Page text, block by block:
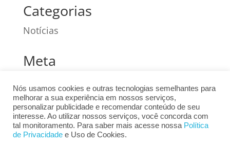
Categorias
Notícias
Meta
Feed de posts
Feed de comentários
WordPress.org
Nós usamos cookies e outras tecnologias semelhantes para
melhorar a sua experiência em nossos serviços,
personalizar publicidade e recomendar conteúdo de seu
interesse. Ao utilizar nossos serviços, você concorda com
tal monitoramento. Para saber mais acesse nossa Política
de Privacidade e Uso de Cookies.